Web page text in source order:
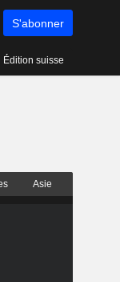
S'abonner
Édition suisse
Asie